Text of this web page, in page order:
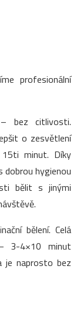
profesionální
bez citlivosti.
o zesvětlení
minut. Díky
dobrou hygienou
bělit s jinými
bělení. Celá
3-4×10 minut
je naprosto bez